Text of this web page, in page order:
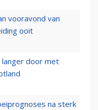
vooravond van
ooit
langer door met
na sterk